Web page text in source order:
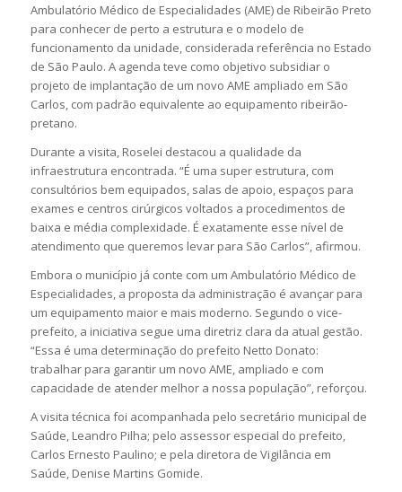
Ambulatório Médico de Especialidades (AME) de Ribeirão Preto
para conhecer de perto a estrutura e o modelo de
funcionamento da unidade, considerada referência no Estado
de São Paulo. A agenda teve como objetivo subsidiar o
projeto de implantação de um novo AME ampliado em São
Carlos, com padrão equivalente ao equipamento ribeirão-
pretano.
Durante a visita, Roselei destacou a qualidade da
infraestrutura encontrada. “É uma super estrutura, com
consultórios bem equipados, salas de apoio, espaços para
exames e centros cirúrgicos voltados a procedimentos de
baixa e média complexidade. É exatamente esse nível de
atendimento que queremos levar para São Carlos”, afirmou.
Embora o município já conte com um Ambulatório Médico de
Especialidades, a proposta da administração é avançar para
um equipamento maior e mais moderno. Segundo o vice-
prefeito, a iniciativa segue uma diretriz clara da atual gestão.
“Essa é uma determinação do prefeito Netto Donato:
trabalhar para garantir um novo AME, ampliado e com
capacidade de atender melhor a nossa população”, reforçou.
A visita técnica foi acompanhada pelo secretário municipal de
Saúde, Leandro Pilha; pelo assessor especial do prefeito,
Carlos Ernesto Paulino; e pela diretora de Vigilância em
Saúde, Denise Martins Gomide.